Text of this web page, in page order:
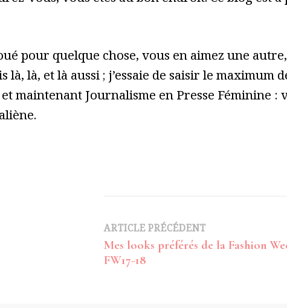
pour quelque chose, vous en aimez une
là, et là aussi ; j’essaie de saisir le
maintenant Journalisme en Presse Féminine :
Navigation
d’article
ARTICLE PRÉCÉDENT
Mes looks préférés de la Fashion
FW17-18